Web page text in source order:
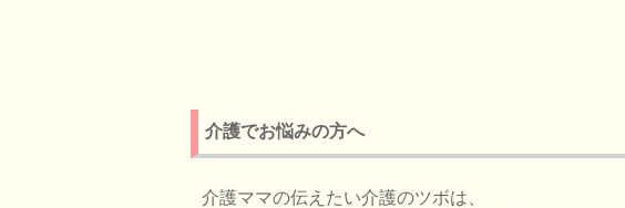
介護でお悩みの方へ
介護ママの伝えたい介護のツボは、